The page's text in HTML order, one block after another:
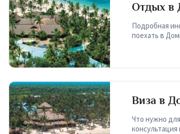
Отдых в
Подробная
поехать в
Виза в
Что нужно